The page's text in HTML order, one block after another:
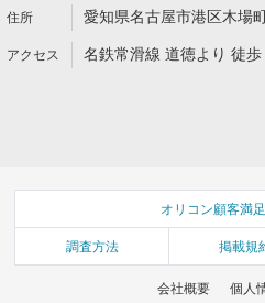
愛知県名古屋市港区木場
名鉄常滑線 道徳より 徒
オリコン顧客満
調査方法 掲載規
会社概要 個人